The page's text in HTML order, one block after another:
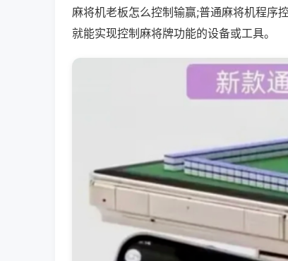
麻将机老板怎么控制输赢;普通麻将机程序
就能实现控制麻将牌功能的设备或工具。